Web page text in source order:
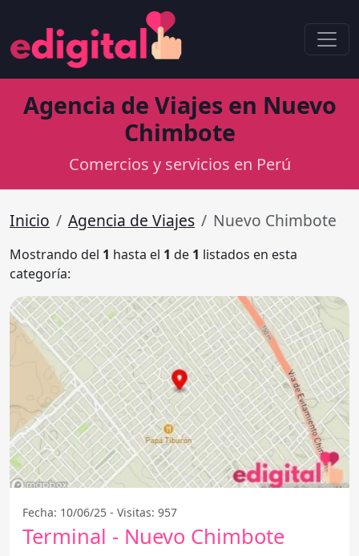
Agencia de Viajes en Nuevo
Chimbote
Comercios y servicios en Perú
Inicio Agencia de Viajes Nuevo Chimbote
Mostrando del 1 hasta el 1 de 1 listados en esta
categoría:
Fecha: 10/06/25 - Visitas: 957
Terminal - Nuevo Chimbote